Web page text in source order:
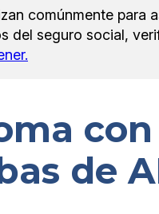
comúnmente para
del seguro social,
con
de